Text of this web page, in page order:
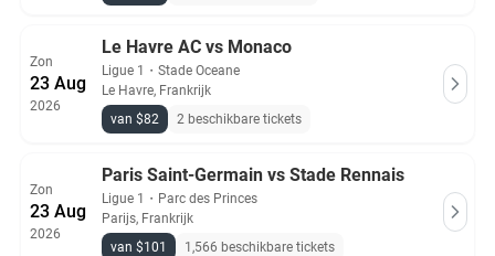
Zon
23 Aug
2026
Le Havre AC vs Monaco
Ligue 1 ・ Stade Oceane
Le Havre, Frankrijk
van $82
2 beschikbare tickets
Zon
23 Aug
2026
Paris Saint-Germain vs Stade Rennais
Ligue 1 ・ Parc des Princes
Parijs, Frankrijk
van $101
1,566 beschikbare tickets